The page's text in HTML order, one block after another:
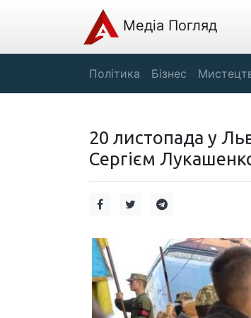
Медіа Погляд
Політика Бізнес
20 листопада у
Сергієм